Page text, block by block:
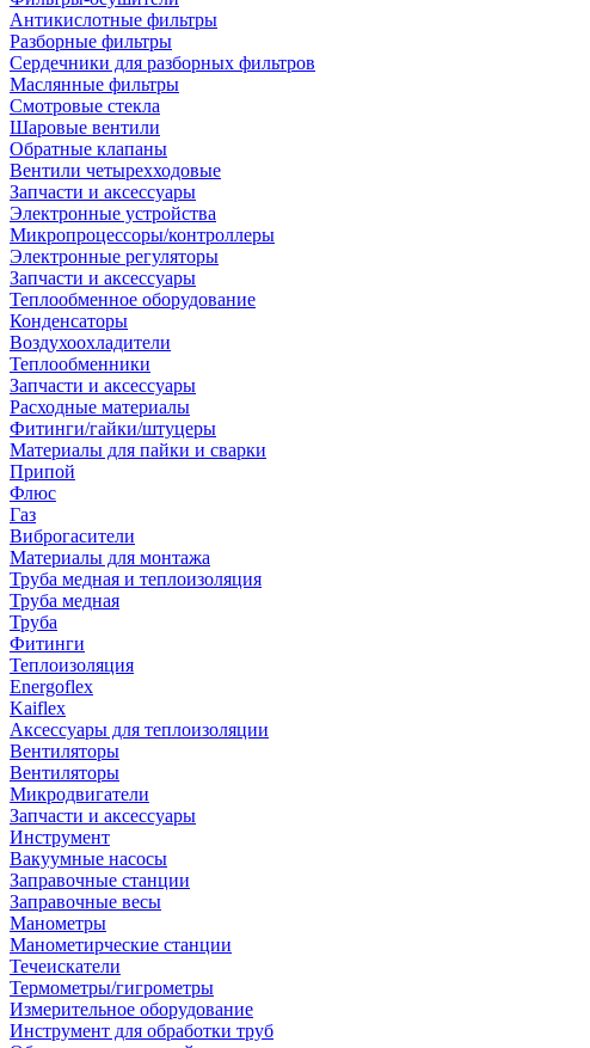
Антикислотные фильтры
Разборные фильтры
Сердечники для разборных фильтров
Маслянные фильтры
Смотровые стекла
Шаровые вентили
Обратные клапаны
Вентили четырехходовые
Запчасти и аксессуары
Электронные устройства
Микропроцессоры/контроллеры
Электронные регуляторы
Запчасти и аксессуары
Теплообменное оборудование
Конденсаторы
Воздухоохладители
Теплообменники
Запчасти и аксессуары
Расходные материалы
Фитинги/гайки/штуцеры
Материалы для пайки и сварки
Припой
Флюс
Газ
Виброгасители
Материалы для монтажа
Труба медная и теплоизоляция
Труба медная
Труба
Фитинги
Теплоизоляция
Energoflex
Kaiflex
Аксессуары для теплоизоляции
Вентиляторы
Вентиляторы
Микродвигатели
Запчасти и аксессуары
Инструмент
Вакуумные насосы
Заправочные станции
Заправочные весы
Манометры
Манометирческие станции
Течеискатели
Термометры/гигрометры
Измерительное оборудование
Инструмент для обработки труб